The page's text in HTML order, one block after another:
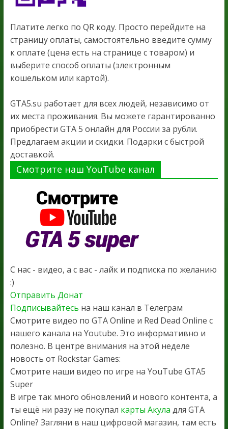
Платите легко по QR коду. Просто перейдите на
страницу оплаты, самостоятельно введите сумму
к оплате (цена есть на странице с товаром) и
выберите способ оплаты (электронным
кошельком или картой).
GTA5.su работает для всех людей, независимо от
их места проживания. Вы можете гарантированно
приобрести GTA 5 онлайн для России за рубли.
Предлагаем акции и скидки. Подарки с быстрой
доставкой.
Смотрите наш YouTube канал
С нас - видео, а с вас - лайк и подписка по желанию
:)
Отправить Донат
Подписывайтесь на наш канал в Телеграм
Смотрите видео по GTA Online и Red Dead Online с
нашего канала на Youtube. Это информативно и
полезно. В центре внимания на этой неделе
новость от Rockstar Games:
Смотрите наши видео по игре на YouTube GTA5
Super
В игре так много обновлений и нового контента, а
ты ещё ни разу не покупал карты Акула для GTA
Online? Загляни в наш цифровой магазин, там есть